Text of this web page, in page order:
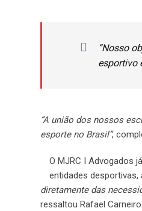
“Nosso
esportivo
“A união dos nossos
esporte no Brasil”,
O MJRC I Advogados
entidades
diretamente das
ressaltou Rafael